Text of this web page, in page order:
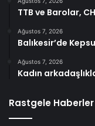
TTB ve Barolar,
Ağustos 7, 2026
Balıkesir’de
Ağustos 7, 2026
Kadın
Rastgele Haberler